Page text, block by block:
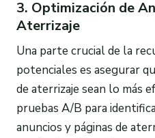
3. Optimización de
Aterrizaje
Una parte crucial de la
potenciales es asegurar
de aterrizaje sean lo más
pruebas A/B para
anuncios y páginas de